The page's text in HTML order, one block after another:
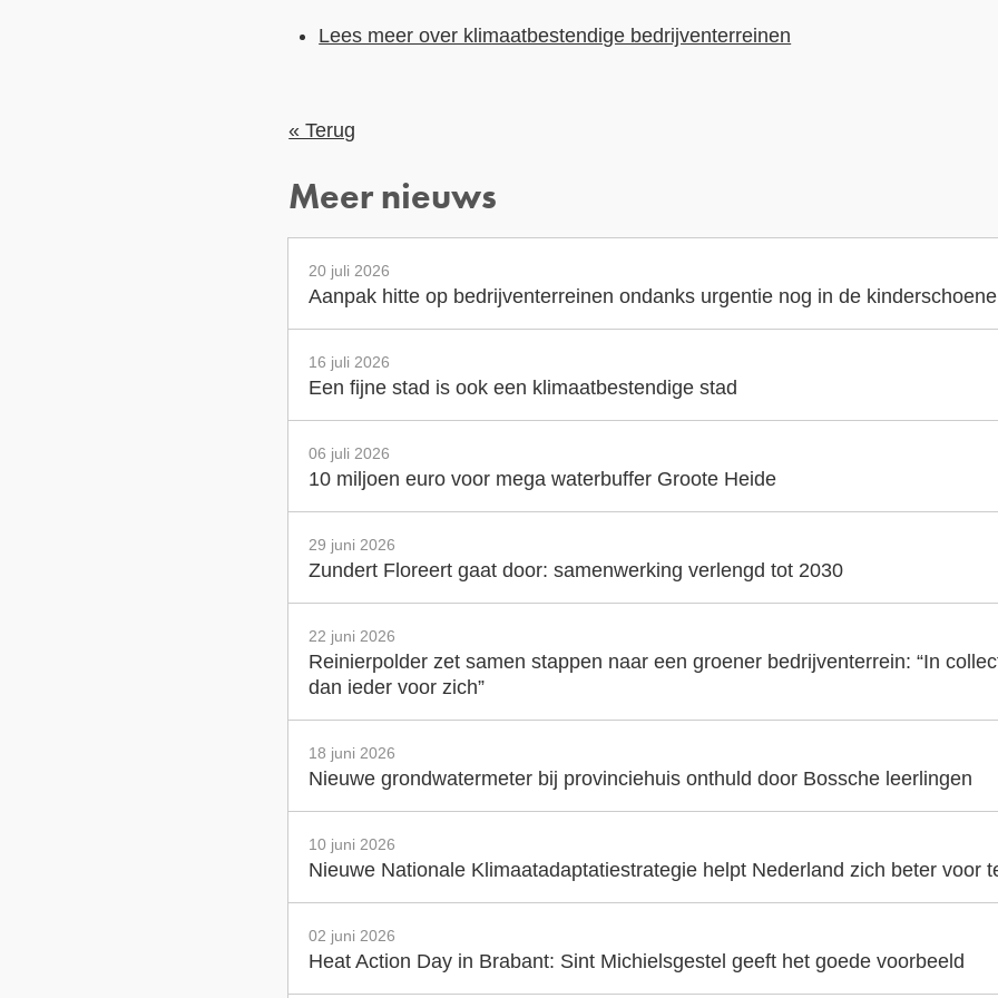
Lees meer over klimaatbestendige bedrijventerreinen
« Terug
Meer nieuws
20 juli 2026
Aanpak hitte op bedrijventerreinen ondanks urgentie nog in de
16 juli 2026
Een fijne stad is ook een klimaatbestendige stad
06 juli 2026
10 miljoen euro voor mega waterbuffer Groote Heide
29 juni 2026
Zundert Floreert gaat door: samenwerking verlengd tot 2030
22 juni 2026
Reinierpolder zet samen stappen naar een groener bedrijventerrein: “In
dan ieder voor zich”
18 juni 2026
Nieuwe grondwatermeter bij provinciehuis onthuld door Bossche leerlingen
10 juni 2026
Nieuwe Nationale Klimaatadaptatiestrategie helpt Nederland zich beter voor
02 juni 2026
Heat Action Day in Brabant: Sint Michielsgestel geeft het goede voorbeeld